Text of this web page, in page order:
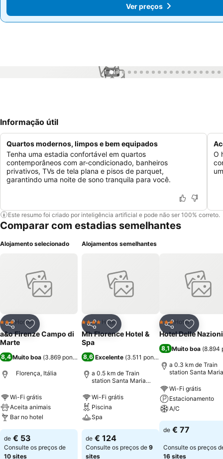
Ver preços
1 / 47
Informação útil
Quartos modernos, limpos e bem equipados
Tenha uma estadia confortável em quartos
contemporâneos com ar-condicionado, banheiros
privativos, TVs de tela plana e pisos de parquet,
garantindo uma noite de sono tranquila para você.
O
Este resumo foi criado por inteligência artificial e pode não ser 100% correto.
Comparar com estadias semelhantes
Alojamento selecionado
PartilharAdicionar aos favoritos
3 Estrelas
Hostel
a&o Firenze Campo di
Marte
8,4Muito boa (3.869 pontuações)
Florença, Itália
Wi-Fi grátis
Aceita animais
Bar no hotel
de € 53
Consulte os preços de
10 sites
Alojamentos semelhantes
PartilharAdicionar aos favoritos
4 EstrelasHotel
Mh Florence Hotel &
Spa
8,6 Excelente (3.511 pontuações
a 0.5 km de Train
station Santa Maria
Wi-Fi grátis
Piscina
Spa
de € 124
Consulte os preços de 9
sites
Partilhar
3 Estrelas
Hotel
Hotel Delle Nazioni
8,1 Muito boa (8.894
a 0.3 km de Train
station Santa Maria
Wi-Fi grátis
Estacionamento
A/C
de € 77
Consulte os preços
16 sites